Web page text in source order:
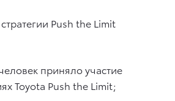
Push the Limit
приняло участие
Toyota Push the Limit;